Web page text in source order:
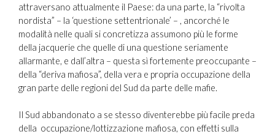
attraversano attualmente il Paese: da una parte, la “rivolta
nordista” – la ‘questione settentrionale’ – , ancorché le
modalità nelle quali si concretizza assumono più le forme
della jacquerie che quelle di una questione seriamente
allarmante, e dall’altra – questa sì fortemente preoccupante –
della “deriva mafiosa”, della vera e propria occupazione della
gran parte delle regioni del Sud da parte delle mafie.
Il Sud abbandonato a se stesso diventerebbe più facile preda
della occupazione/lottizzazione mafiosa, con effetti sulla